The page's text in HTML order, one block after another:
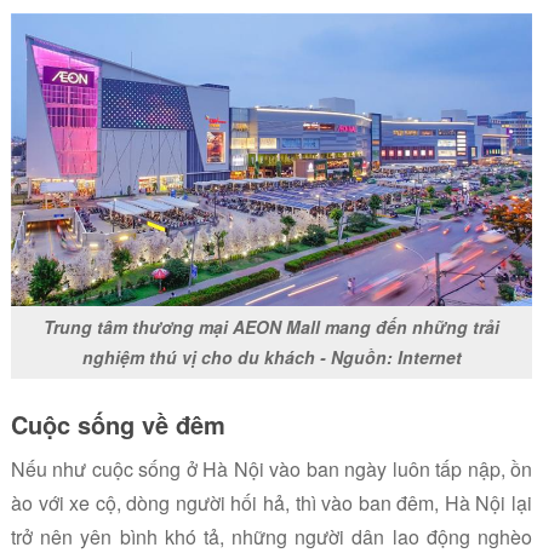
Trung tâm thương mại AEON Mall mang đến những trải
nghiệm thú vị cho du khách - Nguồn: Internet
Cuộc sống về đêm
Nếu như cuộc sống ở Hà Nội vào ban ngày luôn tấp nập, ồn
ào với xe cộ, dòng người hối hả, thì vào ban đêm, Hà Nội lại
trở nên yên bình khó tả, những người dân lao động nghèo